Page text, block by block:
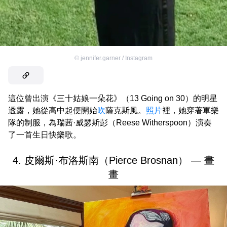
© jennifer.garner / Instagram
這位曾出演《三十姑娘一朵花》（13 Going on 30）的明星
透露，她從高中起便開始吹薩克斯風。 照片裡，她穿著軍樂
隊的制服，為瑞茜·威瑟斯彭（Reese Witherspoon）演奏
了一首生日快樂歌。
4. 皮爾斯·布洛斯南（Pierce Brosnan） — 畫
畫